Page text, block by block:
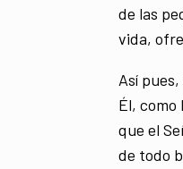
de las
vida,
Así
Él, como
que el
de todo